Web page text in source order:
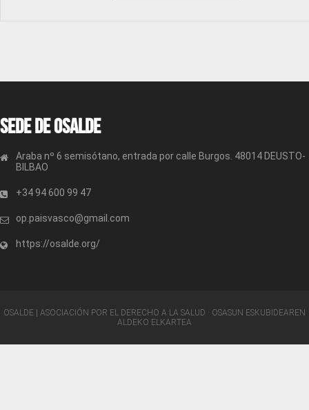
Sede de OSALDE
Araba nº 6 semisótano, entrada por calle Burgos. 48014 DEUSTO-
BILBAO
+34 94 600 99 47
op.paisvasco@gmail.com
https://osalde.org/
OSALDE | ASOCIACIÓN POR EL DERECHO A LA SALUD · OSASUN ESKUBIDEAREN
ALDEKO ELKARTEA